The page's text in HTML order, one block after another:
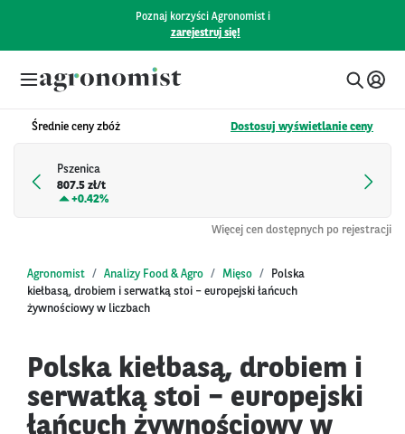
Poznaj korzyści Agronomist i
zarejestruj się!
Średnie ceny zbóż Dostosuj wyświetlanie ceny
Pszenica
807.5 zł/t
+0.42%
Więcej cen dostępnych po rejestracji
Agronomist Analizy Food & Agro Mięso
Polska
kiełbasą, drobiem i serwatką stoi – europejski łańcuch
żywnościowy w liczbach
Polska kiełbasą, drobiem i
serwatką stoi – europejski
łańcuch żywnościowy w